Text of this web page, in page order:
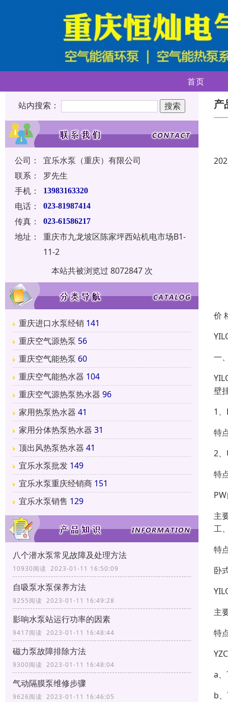
首页
站内搜索：
公司：
宜乐水泵（重庆）有限公司
联系：
罗先生
手机：
13983163320
电话： 023-81987414
传真： 023-61586217
地址：
重庆市九龙坡区陈家坪西站机电市场B1-
11-2
本站共被浏览过 8072847 次
重庆进口水泵经销 141
重庆空气源热泵 56
重庆空气能热泵 60
重庆空气能热水器 104
重庆空气源热泵热水器 96
家用热泵热水器 41
家用分体热泵热水器 31
顶出风热泵热水器 41
宜乐水泵批发 149
宜乐水泵重庆经销商 151
宜乐水泵销售 129
八个潜水泵常见故障及处理方法
10930阅读 2023-01-11 16:50:09
自吸泵水泵保养方法
9255阅读 2023-01-11 16:49:28
影响水泵站运行功率的因素
9417阅读 2023-01-11 16:48:44
磁力泵故障排除方法
9300阅读 2023-01-11 16:48:04
气动隔膜泵维修步骤
9626阅读 2023-01-11 16:46:05
产
价
一
壁
1
特
2
特
主
工
特
卧
主
特
a
b